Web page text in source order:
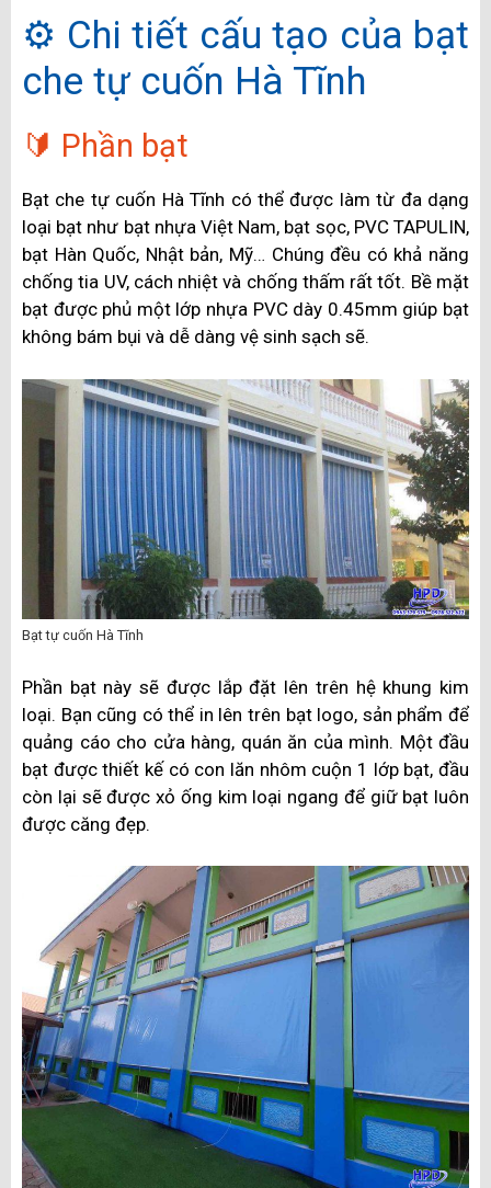
⚙️ Chi tiết cấu tạo của bạt
che tự cuốn Hà Tĩnh
🔰 Phần bạt
Bạt che tự cuốn Hà Tĩnh có thể được làm từ đa dạng
loại bạt như bạt nhựa Việt Nam, bạt sọc, PVC TAPULIN,
bạt Hàn Quốc, Nhật bản, Mỹ… Chúng đều có khả năng
chống tia UV, cách nhiệt và chống thấm rất tốt. Bề mặt
bạt được phủ một lớp nhựa PVC dày 0.45mm giúp bạt
không bám bụi và dễ dàng vệ sinh sạch sẽ.
Bạt tự cuốn Hà Tĩnh
Phần bạt này sẽ được lắp đặt lên trên hệ khung kim
loại. Bạn cũng có thể in lên trên bạt logo, sản phẩm để
quảng cáo cho cửa hàng, quán ăn của mình. Một đầu
bạt được thiết kế có con lăn nhôm cuộn 1 lớp bạt, đầu
còn lại sẽ được xỏ ống kim loại ngang để giữ bạt luôn
được căng đẹp.